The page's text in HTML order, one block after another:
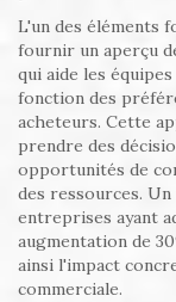
L'un des éléments
fournir un aperçu
qui aide les
fonction des
acheteurs. Cette
prendre des
opportunités de
des ressources.
entreprises ayant
augmentation de
ainsi l'impact
commerciale.